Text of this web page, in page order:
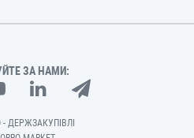
ЗА НАМИ:
- ДЕРЖЗАКУПІВЛІ